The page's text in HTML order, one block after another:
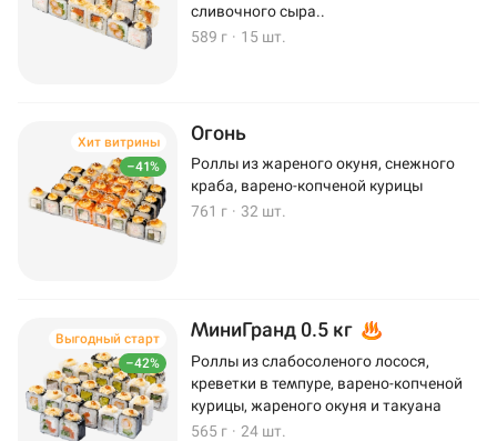
сливочного сыра..
589 г · 15 шт.
–41%
Хит витрины Огонь
Роллы из жареного окуня, снежного
краба, варено-копченой курицы
761 г · 32 шт.
–42%
Выгодный старт МиниГранд 0.5 кг
Роллы из слабосоленого лосося,
креветки в темпуре, варено-копченой
курицы, жареного окуня и такуана
565 г · 24 шт.